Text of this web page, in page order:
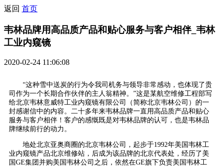
返回 首页
韦林品牌用高品质产品和贴心服务与客户相伴_韦林
工业内窥镜
2020-02-24 11:06:08
“这种雪中送炭的行为令我司机务与领导非常感动，也体现了贵
司作为一个长期合作伙伴的主人翁精神。”这是某航空维修工程部写
给北京韦林意威特工业内窥镜有限公司（简称北京韦林公司）的一
封感谢信中的内容。二十多年来韦林品牌一直用高品质产品和贴心
服务与客户相伴！客户的感慨既是对韦林品牌的认可，也是韦林品
牌继续前行的动力。
地处北京亚奥商圈的北京韦林公司，起步于1992年美国韦林工
业内窥镜产品北京维修站，后成为该品牌的北京代表处，经历了美
国GE集团并购美国韦林公司之后，依然在GE旗下负责美国韦林工